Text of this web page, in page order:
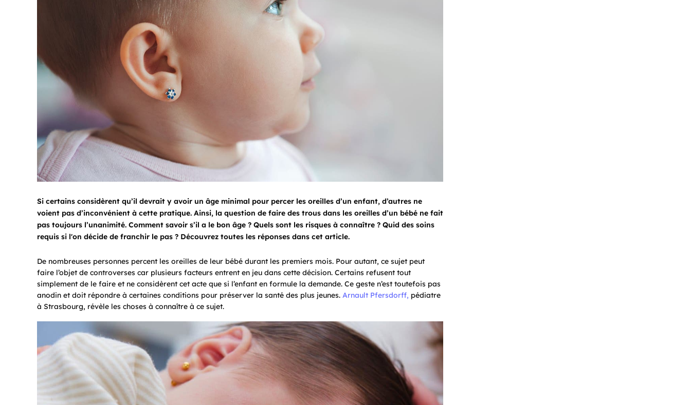
Si certains considèrent qu’il devrait y avoir un âge minimal pour percer les oreilles d’un enfant, d’autres ne
voient pas d’inconvénient à cette pratique. Ainsi, la question de faire des trous dans les oreilles d’un bébé ne fait
pas toujours l’unanimité. Comment savoir s’il a le bon âge ? Quels sont les risques à connaître ? Quid des soins
requis si l'on décide de franchir le pas ? Découvrez toutes les réponses dans cet article.
De nombreuses personnes percent les oreilles de leur bébé durant les premiers mois. Pour autant, ce sujet peut
faire l’objet de controverses car plusieurs facteurs entrent en jeu dans cette décision. Certains refusent tout
simplement de le faire et ne considèrent cet acte que si l’enfant en formule la demande. Ce geste n’est toutefois pas
anodin et doit répondre à certaines conditions pour préserver la santé des plus jeunes. Arnault Pfersdorff, pédiatre
à Strasbourg, révèle les choses à connaître à ce sujet.